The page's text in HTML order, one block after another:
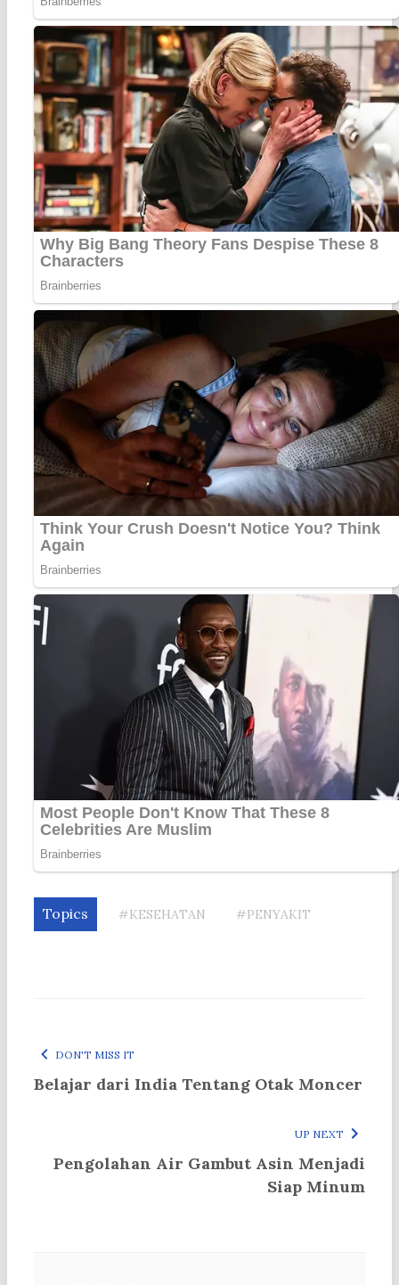
Topics #KESEHATAN #PENYAKIT
DON'T MISS IT
Belajar dari India Tentang Otak Moncer
UP NEXT
Pengolahan Air Gambut Asin Menjadi
Siap Minum